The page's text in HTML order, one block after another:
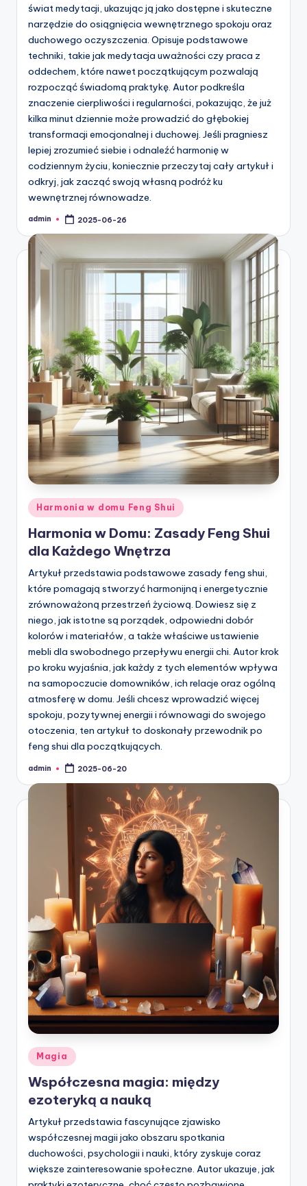
świat medytacji, ukazując ją jako dostępne i skuteczne
narzędzie do osiągnięcia wewnętrznego spokoju oraz
duchowego oczyszczenia. Opisuje podstawowe
techniki, takie jak medytacja uważności czy praca z
oddechem, które nawet początkującym pozwalają
rozpocząć świadomą praktykę. Autor podkreśla
znaczenie cierpliwości i regularności, pokazując, że już
kilka minut dziennie może prowadzić do głębokiej
transformacji emocjonalnej i duchowej. Jeśli pragniesz
lepiej zrozumieć siebie i odnaleźć harmonię w
codziennym życiu, koniecznie przeczytaj cały artykuł i
odkryj, jak zacząć swoją własną podróż ku
wewnętrznej równowadze.
Posted
admin 2025-06-26
Posted
in
Harmonia w domu Feng Shui
Harmonia w Domu: Zasady Feng Shui
dla Każdego Wnętrza
Artykuł przedstawia podstawowe zasady feng shui,
które pomagają stworzyć harmonijną i energetycznie
zrównoważoną przestrzeń życiową. Dowiesz się z
niego, jak istotne są porządek, odpowiedni dobór
kolorów i materiałów, a także właściwe ustawienie
mebli dla swobodnego przepływu energii chi. Autor krok
po kroku wyjaśnia, jak każdy z tych elementów wpływa
na samopoczucie domowników, ich relacje oraz ogólną
atmosferę w domu. Jeśli chcesz wprowadzić więcej
spokoju, pozytywnej energii i równowagi do swojego
otoczenia, ten artykuł to doskonały przewodnik po
feng shui dla początkujących.
Posted
admin 2025-06-20
Posted
in
Magia
Współczesna magia: między
ezoteryką a nauką
Artykuł przedstawia fascynujące zjawisko
współczesnej magii jako obszaru spotkania
duchowości, psychologii i nauki, który zyskuje coraz
większe zainteresowanie społeczne. Autor ukazuje, jak